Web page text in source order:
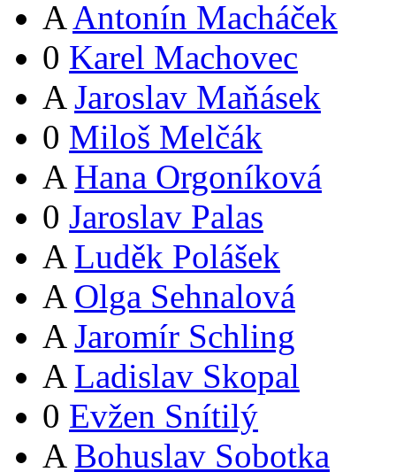
A Antonín Macháček
0 Karel Machovec
A Jaroslav Maňásek
0 Miloš Melčák
A Hana Orgoníková
0 Jaroslav Palas
A Luděk Polášek
A Olga Sehnalová
A Jaromír Schling
A Ladislav Skopal
0 Evžen Snítilý
A Bohuslav Sobotka